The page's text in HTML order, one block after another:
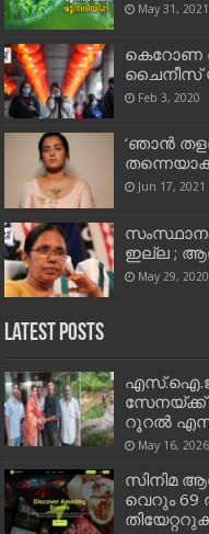
May 31, 2021
കെറോണ
ചൈനീസ്
Feb 3, 2020
‘ഞാന്‍
Jun 17, 2021
ഇല്ല ;
May 29, 2020
Latest Posts
സേനയ്ക്ക്
റൂറൽ
May 16, 2026
സിനിമ
വെറും 69